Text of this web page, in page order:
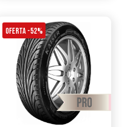
OFERTA -52%